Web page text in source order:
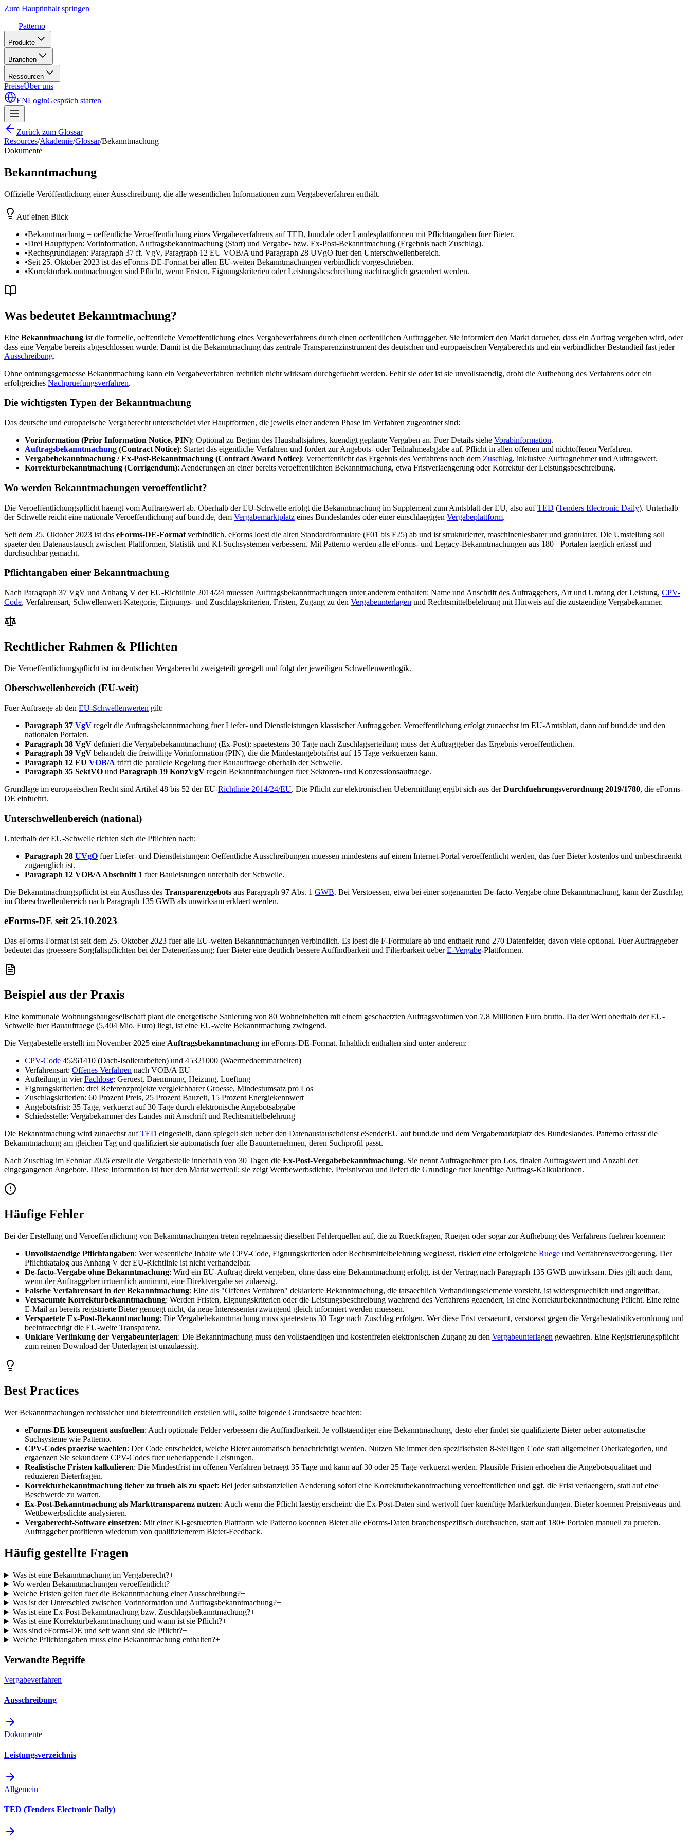
Zum Hauptinhalt springen
Patterno
Produkte
Branchen
Ressourcen
PreiseÜber uns
ENLoginGespräch starten
Zurück zum Glossar
Resources/Akademie/Glossar/Bekanntmachung
Dokumente
Bekanntmachung
Offizielle Veröffentlichung einer Ausschreibung, die alle wesentlichen Informationen zum Vergabeverfahren enthält.
Auf einen Blick
•Bekanntmachung = oeffentliche Veroeffentlichung eines Vergabeverfahrens auf TED, bund.de oder Landesplattformen mit Pflichtangaben fuer Bieter.
•Drei Haupttypen: Vorinformation, Auftragsbekanntmachung (Start) und Vergabe- bzw. Ex-Post-Bekanntmachung (Ergebnis nach Zuschlag).
•Rechtsgrundlagen: Paragraph 37 ff. VgV, Paragraph 12 EU VOB/A und Paragraph 28 UVgO fuer den Unterschwellenbereich.
•Seit 25. Oktober 2023 ist das eForms-DE-Format bei allen EU-weiten Bekanntmachungen verbindlich vorgeschrieben.
•Korrekturbekanntmachungen sind Pflicht, wenn Fristen, Eignungskriterien oder Leistungsbeschreibung nachtraeglich geaendert werden.
Was bedeutet Bekanntmachung?
Eine Bekanntmachung ist die formelle, oeffentliche Veroeffentlichung eines Vergabeverfahrens durch einen oeffentlichen Auftraggeber. Sie informiert den Markt darueber, dass ein Auftrag vergeben wird, oder
dass eine Vergabe bereits abgeschlossen wurde. Damit ist die Bekanntmachung das zentrale Transparenzinstrument des deutschen und europaeischen Vergaberechts und ein verbindlicher Bestandteil fast jeder
Ausschreibung.
Ohne ordnungsgemaesse Bekanntmachung kann ein Vergabeverfahren rechtlich nicht wirksam durchgefuehrt werden. Fehlt sie oder ist sie unvollstaendig, droht die Aufhebung des Verfahrens oder ein
erfolgreiches Nachpruefungsverfahren.
Die wichtigsten Typen der Bekanntmachung
Das deutsche und europaeische Vergaberecht unterscheidet vier Hauptformen, die jeweils einer anderen Phase im Verfahren zugeordnet sind:
Vorinformation (Prior Information Notice, PIN): Optional zu Beginn des Haushaltsjahres, kuendigt geplante Vergaben an. Fuer Details siehe Vorabinformation.
Auftragsbekanntmachung (Contract Notice): Startet das eigentliche Verfahren und fordert zur Angebots- oder Teilnahmeabgabe auf. Pflicht in allen offenen und nichtoffenen Verfahren.
Vergabebekanntmachung / Ex-Post-Bekanntmachung (Contract Award Notice): Veroeffentlicht das Ergebnis des Verfahrens nach dem Zuschlag, inklusive Auftragnehmer und Auftragswert.
Korrekturbekanntmachung (Corrigendum): Aenderungen an einer bereits veroeffentlichten Bekanntmachung, etwa Fristverlaengerung oder Korrektur der Leistungsbeschreibung.
Wo werden Bekanntmachungen veroeffentlicht?
Die Veroeffentlichungspflicht haengt vom Auftragswert ab. Oberhalb der EU-Schwelle erfolgt die Bekanntmachung im Supplement zum Amtsblatt der EU, also aufTED (Tenders Electronic Daily). Unterhalb
der Schwelle reicht eine nationale Veroeffentlichung auf bund.de, dem Vergabemarktplatz eines Bundeslandes oder einer einschlaegigen Vergabeplattform.
Seit dem 25. Oktober 2023 ist das eForms-DE-Format verbindlich. eForms loest die alten Standardformulare (F01 bis F25) ab und ist strukturierter, maschinenlesbarer und granularer. Die Umstellung soll
spaeter den Datenaustausch zwischen Plattformen, Statistik und KI-Suchsystemen verbessern. Mit Patterno werden alle eForms- und Legacy-Bekanntmachungen aus 180+ Portalen taeglich erfasst und
durchsuchbar gemacht.
Pflichtangaben einer Bekanntmachung
Nach Paragraph 37 VgV und Anhang V der EU-Richtlinie 2014/24 muessen Auftragsbekanntmachungen unter anderem enthalten: Name und Anschrift des Auftraggebers, Art und Umfang der Leistung, CPV-
Code, Verfahrensart, Schwellenwert-Kategorie, Eignungs- und Zuschlagskriterien, Fristen, Zugang zu den Vergabeunterlagen und Rechtsmittelbelehrung mit Hinweis auf die zustaendige Vergabekammer.
Rechtlicher Rahmen & Pflichten
Die Veroeffentlichungspflicht ist im deutschen Vergaberecht zweigeteilt geregelt und folgt der jeweiligen Schwellenwertlogik.
Oberschwellenbereich (EU-weit)
Fuer Auftraege ab den EU-Schwellenwerten gilt:
Paragraph 37 VgV regelt die Auftragsbekanntmachung fuer Liefer- und Dienstleistungen klassischer Auftraggeber. Veroeffentlichung erfolgt zunaechst im EU-Amtsblatt, dann auf bund.de und den
nationalen Portalen.
Paragraph 38 VgV definiert die Vergabebekanntmachung (Ex-Post): spaetestens 30 Tage nach Zuschlagserteilung muss der Auftraggeber das Ergebnis veroeffentlichen.
Paragraph 39 VgV behandelt die freiwillige Vorinformation (PIN), die die Mindestangebotsfrist auf 15 Tage verkuerzen kann.
Paragraph 12 EU VOB/A trifft die parallele Regelung fuer Bauauftraege oberhalb der Schwelle.
Paragraph 35 SektVO und Paragraph 19 KonzVgV regeln Bekanntmachungen fuer Sektoren- und Konzessionsauftraege.
Grundlage im europaeischen Recht sind Artikel 48 bis 52 der EU-Richtlinie 2014/24/EU. Die Pflicht zur elektronischen Uebermittlung ergibt sich aus derDurchfuehrungsverordnung 2019/1780, die eForms-
DE einfuehrt.
Unterschwellenbereich (national)
Unterhalb der EU-Schwelle richten sich die Pflichten nach:
Paragraph 28 UVgO fuer Liefer- und Dienstleistungen: Oeffentliche Ausschreibungen muessen mindestens auf einem Internet-Portal veroeffentlicht werden, das fuer Bieter kostenlos und unbeschraenkt
zugaenglich ist.
Paragraph 12 VOB/A Abschnitt 1 fuer Bauleistungen unterhalb der Schwelle.
Die Bekanntmachungspflicht ist ein Ausfluss des Transparenzgebots aus Paragraph 97 Abs. 1 GWB. Bei Verstoessen, etwa bei einer sogenannten De-facto-Vergabe ohne Bekanntmachung, kann der Zuschlag
im Oberschwellenbereich nach Paragraph 135 GWB als unwirksam erklaert werden.
eForms-DE seit 25.10.2023
Das eForms-Format ist seit dem 25. Oktober 2023 fuer alle EU-weiten Bekanntmachungen verbindlich. Es loest die F-Formulare ab und enthaelt rund 270 Datenfelder, davon viele optional. Fuer Auftraggeber
bedeutet das groessere Sorgfaltspflichten bei der Datenerfassung; fuer Bieter eine deutlich bessere Auffindbarkeit und Filterbarkeit ueberE-Vergabe-Plattformen.
Beispiel aus der Praxis
Eine kommunale Wohnungsbaugesellschaft plant die energetische Sanierung von 80 Wohneinheiten mit einem geschaetzten Auftragsvolumen von 7,8 Millionen Euro brutto. Da der Wert oberhalb der EU-
Schwelle fuer Bauauftraege (5,404 Mio. Euro) liegt, ist eine EU-weite Bekanntmachung zwingend.
Die Vergabestelle erstellt im November 2025 eine Auftragsbekanntmachung im eForms-DE-Format. Inhaltlich enthalten sind unter anderem:
CPV-Code 45261410 (Dach-Isolierarbeiten) und 45321000 (Waermedaemmarbeiten)
Verfahrensart: Offenes Verfahren nach VOB/A EU
Aufteilung in vierFachlose: Geruest, Daemmung, Heizung, Lueftung
Eignungskriterien: drei Referenzprojekte vergleichbarer Groesse, Mindestumsatz pro Los
Zuschlagskriterien: 60 Prozent Preis, 25 Prozent Bauzeit, 15 Prozent Energiekennwert
Angebotsfrist: 35 Tage, verkuerzt auf 30 Tage durch elektronische Angebotsabgabe
Schiedsstelle: Vergabekammer des Landes mit Anschrift und Rechtsmittelbelehrung
Die Bekanntmachung wird zunaechst aufTED eingestellt, dann spiegelt sich ueber den Datenaustauschdienst eSenderEU auf bund.de und dem Vergabemarktplatz des Bundeslandes. Patterno erfasst die
Bekanntmachung am gleichen Tag und qualifiziert sie automatisch fuer alle Bauunternehmen, deren Suchprofil passt.
Nach Zuschlag im Februar 2026 erstellt die Vergabestelle innerhalb von 30 Tagen die Ex-Post-Vergabebekanntmachung. Sie nennt Auftragnehmer pro Los, finalen Auftragswert und Anzahl der
eingegangenen Angebote. Diese Information ist fuer den Markt wertvoll: sie zeigt Wettbewerbsdichte, Preisniveau und liefert die Grundlage fuer kuenftige Auftrags-Kalkulationen.
Häufige Fehler
Bei der Erstellung und Veroeffentlichung von Bekanntmachungen treten regelmaessig dieselben Fehlerquellen auf, die zu Rueckfragen, Ruegen oder sogar zur Aufhebung des Verfahrens fuehren koennen:
Unvollstaendige Pflichtangaben: Wer wesentliche Inhalte wie CPV-Code, Eignungskriterien oder Rechtsmittelbelehrung weglaesst, riskiert eine erfolgreiche Ruege und Verfahrensverzoegerung. Der
Pflichtkatalog aus Anhang V der EU-Richtlinie ist nicht verhandelbar.
De-facto-Vergabe ohne Bekanntmachung: Wird ein EU-Auftrag direkt vergeben, ohne dass eine Bekanntmachung erfolgt, ist der Vertrag nach Paragraph 135 GWB unwirksam. Dies gilt auch dann,
wenn der Auftraggeber irrtuemlich annimmt, eine Direktvergabe sei zulaessig.
Falsche Verfahrensart in der Bekanntmachung: Eine als "Offenes Verfahren" deklarierte Bekanntmachung, die tatsaechlich Verhandlungselemente vorsieht, ist widerspruechlich und angreifbar.
Versaeumte Korrekturbekanntmachung: Werden Fristen, Eignungskriterien oder die Leistungsbeschreibung waehrend des Verfahrens geaendert, ist eine Korrekturbekanntmachung Pflicht. Eine reine
E-Mail an bereits registrierte Bieter genuegt nicht, da neue Interessenten zwingend gleich informiert werden muessen.
Verspaetete Ex-Post-Bekanntmachung: Die Vergabebekanntmachung muss spaetestens 30 Tage nach Zuschlag erfolgen. Wer diese Frist versaeumt, verstoesst gegen die Vergabestatistikverordnung und
beeintraechtigt die EU-weite Transparenz.
Unklare Verlinkung der Vergabeunterlagen: Die Bekanntmachung muss den vollstaendigen und kostenfreien elektronischen Zugang zu den Vergabeunterlagen gewaehren. Eine Registrierungspflicht
zum reinen Download der Unterlagen ist unzulaessig.
Best Practices
Wer Bekanntmachungen rechtssicher und bieterfreundlich erstellen will, sollte folgende Grundsaetze beachten:
eForms-DE konsequent ausfuellen: Auch optionale Felder verbessern die Auffindbarkeit. Je vollstaendiger eine Bekanntmachung, desto eher findet sie qualifizierte Bieter ueber automatische
Suchsysteme wie Patterno.
CPV-Codes praezise waehlen: Der Code entscheidet, welche Bieter automatisch benachrichtigt werden. Nutzen Sie immer den spezifischsten 8-Stelligen Code statt allgemeiner Oberkategorien, und
ergaenzen Sie sekundaere CPV-Codes fuer ueberlappende Leistungen.
Realistische Fristen kalkulieren: Die Mindestfrist im offenen Verfahren betraegt 35 Tage und kann auf 30 oder 25 Tage verkuerzt werden. Plausible Fristen erhoehen die Angebotsqualitaet und
reduzieren Bieterfragen.
Korrekturbekanntmachung lieber zu frueh als zu spaet: Bei jeder substanziellen Aenderung sofort eine Korrekturbekanntmachung veroeffentlichen und ggf. die Frist verlaengern, statt auf eine
Beschwerde zu warten.
Ex-Post-Bekanntmachung als Markttransparenz nutzen: Auch wenn die Pflicht laestig erscheint: die Ex-Post-Daten sind wertvoll fuer kuenftige Markterkundungen. Bieter koennen Preisniveaus und
Wettbewerbsdichte analysieren.
Vergaberecht-Software einsetzen: Mit einer KI-gestuetzten Plattform wie Patterno koennen Bieter alle eForms-Daten branchenspezifisch durchsuchen, statt auf 180+ Portalen manuell zu pruefen.
Auftraggeber profitieren wiederum von qualifizierterem Bieter-Feedback.
Häufig gestellte Fragen
Was ist eine Bekanntmachung im Vergaberecht?+
Wo werden Bekanntmachungen veroeffentlicht?+
Welche Fristen gelten fuer die Bekanntmachung einer Ausschreibung?+
Was ist der Unterschied zwischen Vorinformation und Auftragsbekanntmachung?+
Was ist eine Ex-Post-Bekanntmachung bzw. Zuschlagsbekanntmachung?+
Was ist eine Korrekturbekanntmachung und wann ist sie Pflicht?+
Was sind eForms-DE und seit wann sind sie Pflicht?+
Welche Pflichtangaben muss eine Bekanntmachung enthalten?+
Verwandte Begriffe
Vergabeverfahren
Ausschreibung
Dokumente
Leistungsverzeichnis
Allgemein
TED (Tenders Electronic Daily)